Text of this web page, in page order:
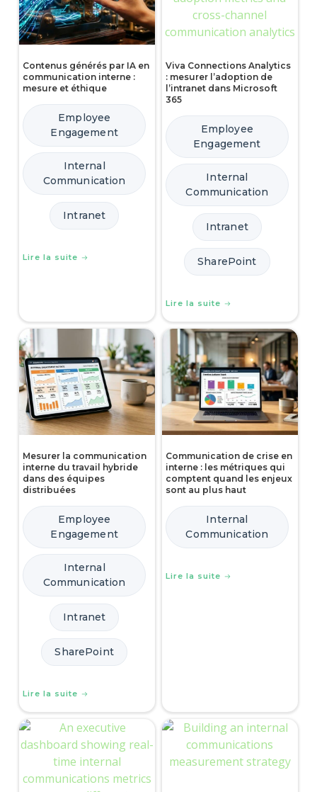
Contenus générés par IA en
communication interne :
mesure et éthique
Employee
Engagement
Internal
Communication
Intranet
Lire la suite
Viva Connections Analytics
: mesurer l’adoption de
l’intranet dans Microsoft
365
Employee
Engagement
Internal
Communication
Intranet
SharePoint
Lire la suite
Mesurer la communication
interne du travail hybride
dans des équipes
distribuées
Employee
Engagement
Internal
Communication
Intranet
SharePoint
Lire la suite
Communication de crise en
interne : les métriques qui
comptent quand les enjeux
sont au plus haut
Internal
Communication
Lire la suite